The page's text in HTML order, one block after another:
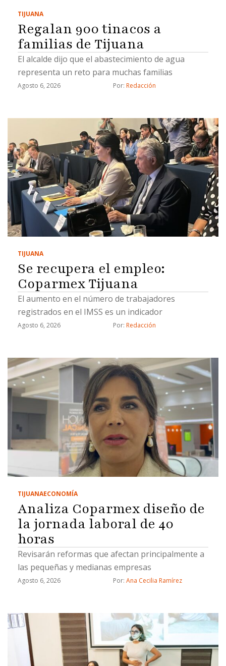
TIJUANA
Regalan 900 tinacos a
familias de Tijuana
El alcalde dijo que el abastecimiento de agua
representa un reto para muchas familias
Agosto 6, 2026 Por: Redacción
TIJUANA
Se recupera el empleo:
Coparmex Tijuana
El aumento en el número de trabajadores
registrados en el IMSS es un indicador
Agosto 6, 2026 Por: Redacción
TIJUANAECONOMÍA
Analiza Coparmex diseño de
la jornada laboral de 40
horas
Revisarán reformas que afectan principalmente a
las pequeñas y medianas empresas
Agosto 6, 2026 Por: Ana Cecilia Ramírez